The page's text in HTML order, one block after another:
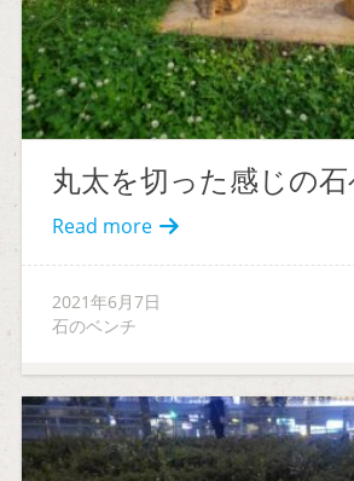
丸太を切った感じの
Read more
2021年6月7日
石のベンチ